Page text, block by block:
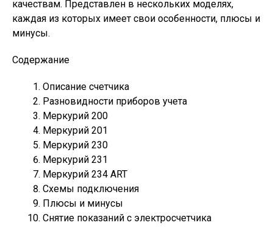
качествам. Представлен в нескольких моделях,
каждая из которых имеет свои особенности, плюсы и
минусы.
Содержание
Описание счетчика
Разновидности приборов учета
Меркурий 200
Меркурий 201
Меркурий 230
Меркурий 231
Меркурий 234 ART
Схемы подключения
Плюсы и минусы
Снятие показаний с электросчетчика